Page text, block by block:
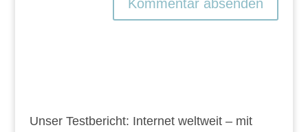
Unser Testbericht: Internet weltweit – mit